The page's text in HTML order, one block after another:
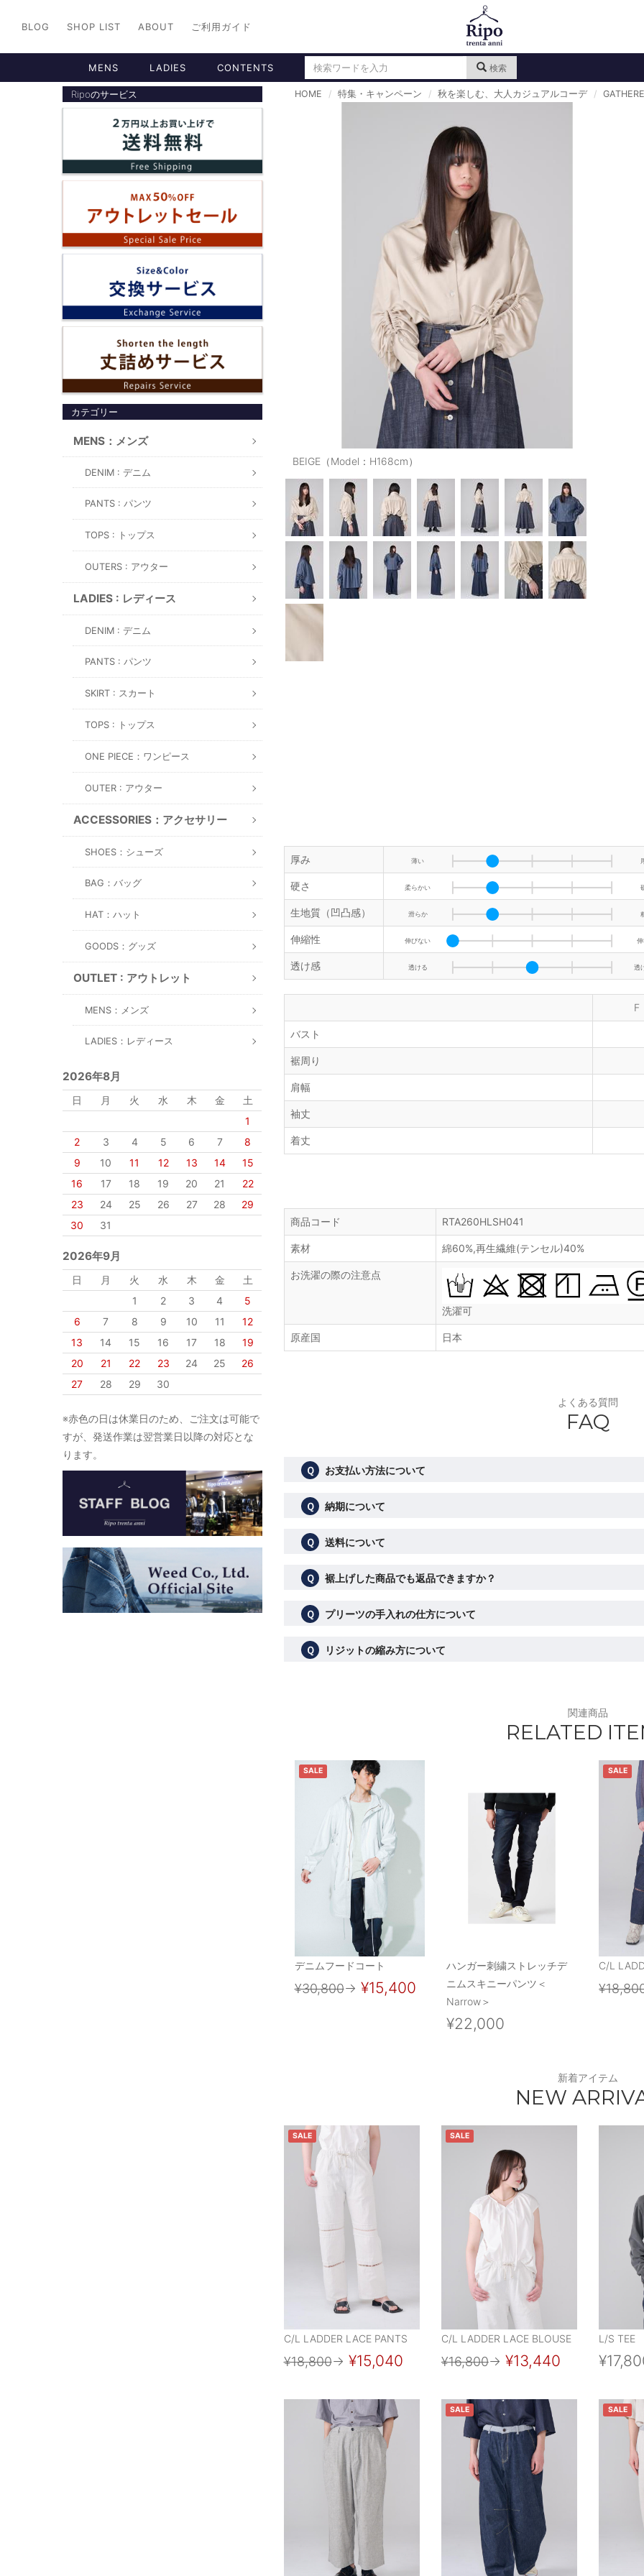
BLOG SHOP LIST ABOUT ご利用ガイド
MENS LADIES CONTENTS 検索
Ripoのサービス
カテゴリー
MENS：メンズ
DENIM : デニム
PANTS : パンツ
TOPS : トップス
OUTERS : アウター
LADIES : レディース
DENIM : デニム
PANTS : パンツ
SKIRT : スカート
TOPS : トップス
ONE PIECE：ワンピース
OUTER : アウター
ACCESSORIES：アクセサリー
SHOES：シューズ
BAG：バッグ
HAT：ハット
GOODS：グッズ
OUTLET : アウトレット
MENS：メンズ
LADIES：レディース
2026年8月
日 月 火 水 木 金
土
1
2
3 4 5 6 7
8
9
10 11 12 13 14
15
16
17 18 19 20 21
22
23
24 25 26 27 28
29
30
31
2026年9月
日 月 火 水 木 金
土
1
2 3 4
5
6
7 8 9 10 11
12
13
14 15 16 17 18
19
20
21 22 23 24 25
26
27
28 29 30
※赤色の日は休業日のため、ご注文は可能で
すが、発送作業は翌営業日以降の対応とな
ります。
HOME 特集・キャンペーン 秋を楽しむ、大人カジュアルコーデ
BEIGE（Model：H168cm）
厚み 薄い
硬さ 柔らかい
生地質（凹凸感） 滑らか
伸縮性 伸びない
透け感 透ける 透
F
バスト
裾周り
肩幅
袖丈
着丈
商品コード RTA260HLSH041
素材 綿60%,再生繊維(テンセル)40%
お洗濯の際の注意点
洗濯可
原産国 日本
よくある質問
FAQ
Ｑ お支払い方法について
Ｑ 納期について
Ｑ 送料について
Ｑ 裾上げした商品でも返品できますか？
Ｑ プリーツの手入れの仕方について
Ｑ リジットの縮み方について
関連商品
RELATED
SALE
デニムフードコート
¥30,800→ ¥15,400
ハンガー刺繍ストレッチデ
ニムスキニーパンツ＜
Narrow＞
¥22,000
SALE
C/L
新着アイテム
NEW
SALE
C/L LADDER LACE PANTS
¥18,800→ ¥15,040
SALE
C/L LADDER LACE BLOUSE
¥16,800→ ¥13,440
L/S TEE
SALE SALE